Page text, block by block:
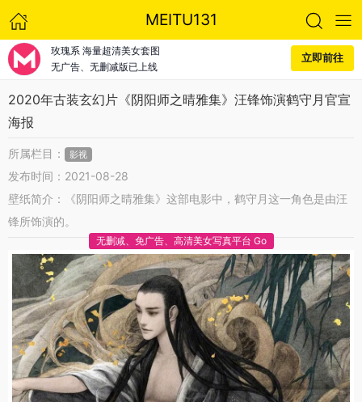
MEITU131
玫瑰系 海量超清美女套图
无广告、无删减版已上线
立即前往
2020年古装玄幻片《阴阳师之晴雅集》汪锋饰演鹤守月官宣
海报
所属栏目： 影视
发布时间：2021-08-28
壁纸简介：《阴阳师之晴雅集》这部电影中，鹤守月这一角色是由汪
锋所饰演的。
无删减、免广告、高清美女写真平台 Go